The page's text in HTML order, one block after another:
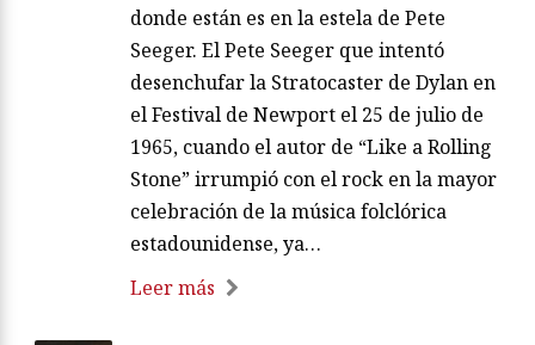
donde están es en la estela de Pete
Seeger. El Pete Seeger que intentó
desenchufar la Stratocaster de Dylan en
el Festival de Newport el 25 de julio de
1965, cuando el autor de “Like a Rolling
Stone” irrumpió con el rock en la mayor
celebración de la música folclórica
estadounidense, ya…
Leer más